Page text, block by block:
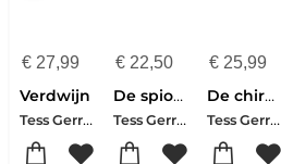
€27,99
Verdwijn
Tess Gerritsen
€22,50
De spionne & De zomergasten
Tess Gerritsen
€ 25,99
De chirurg
Tess Gerritsen